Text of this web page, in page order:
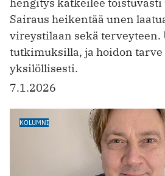
Sairaus heikentää unen
vireystilaan sekä terveyteen.
tutkimuksilla, ja hoidon
yksilöllisesti.
7.1.2026
KOLUMNI